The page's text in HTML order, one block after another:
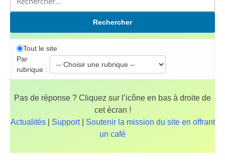
Rechercher
Tout le site
Par
rubrique :
Pas de réponse ? Cliquez sur l’icône en bas à droite de
cet écran !
Actualités| Support| Soutenir la mission du site en offrant
un café